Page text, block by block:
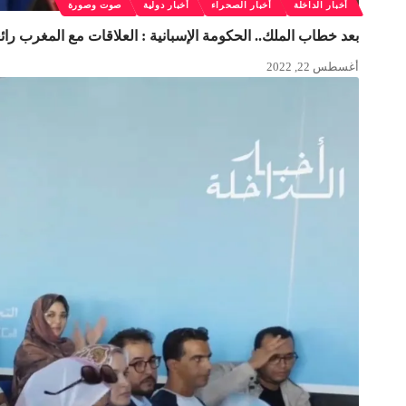
أخبار الداخلة أخبار الصحراء أخبار دولية صوت وصورة
بعد خطاب الملك.. الحكومة الإسبانية : العلاقات مع المغرب
أغسطس 22, 2022